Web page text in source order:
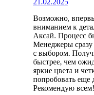
Возможно,
вниманием к
Аксай. Процесс
Менеджеры сразу
с выбором.
быстрее, чем
яркие цвета и
попробовать еще
Рекомендую всем!